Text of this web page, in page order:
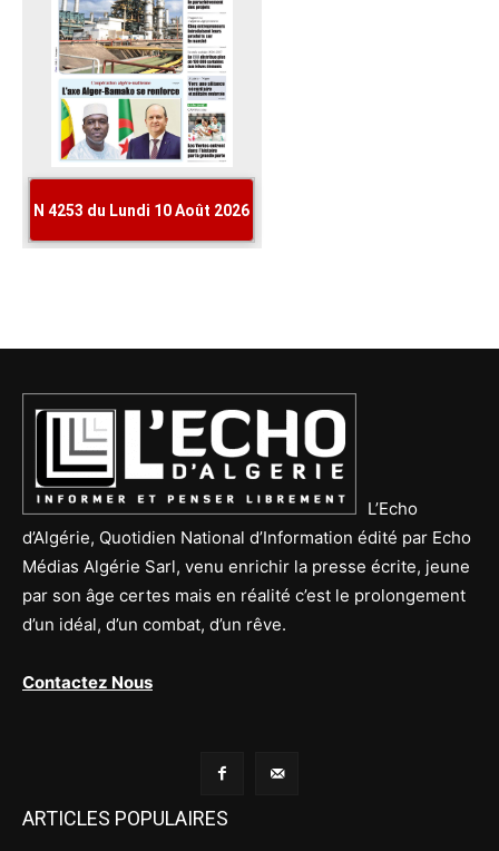
L’Echo
d’Algérie, Quotidien National d’Information édité par Echo
Médias Algérie Sarl, venu enrichir la presse écrite, jeune
par son âge certes mais en réalité c’est le prolongement
d’un idéal, d’un combat, d’un rêve.
Contactez Nous
ARTICLES POPULAIRES